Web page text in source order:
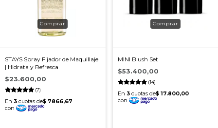
STAYS Spray Fijador de Maquillaje
| Hidrata y Refresca
(7)
$23.600,00
MINI Blush Set
(14)
$53.400,00